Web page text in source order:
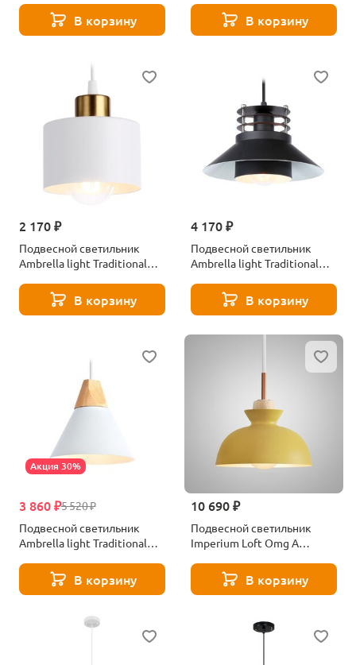
В корзину В корзину
2 170 ₽
Подвесной светильник
Ambrella light Traditional
В корзину
4 170 ₽
Подвесной светильник
Ambrella light Traditional
В корзину
Акция 30%
5 520 ₽
3 860 ₽
Подвесной светильник
Ambrella light Traditional
В корзину
10 690 ₽
Подвесной светильник
Imperium Loft Omg A
В корзину